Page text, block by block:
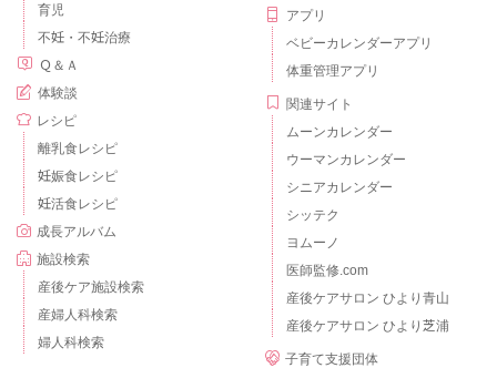
育児
不妊・不妊治療
Ｑ＆Ａ
体験談
レシピ
離乳食レシピ
妊娠食レシピ
妊活食レシピ
成長アルバム
施設検索
産後ケア施設検索
産婦人科検索
婦人科検索
アプリ
ベビーカレンダーアプリ
体重管理アプリ
関連サイト
ムーンカレンダー
ウーマンカレンダー
シニアカレンダー
シッテク
ヨムーノ
医師監修.com
産後ケアサロン ひより青山
産後ケアサロン ひより芝浦
子育て支援団体